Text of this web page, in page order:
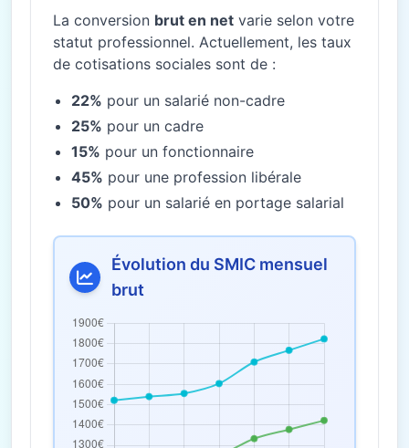
La conversion brut en net varie selon votre
statut professionnel. Actuellement, les taux
de cotisations sociales sont de :
22% pour un salarié non-cadre
25% pour un cadre
15% pour un fonctionnaire
45% pour une profession libérale
50% pour un salarié en portage salarial
Évolution du SMIC mensuel
brut